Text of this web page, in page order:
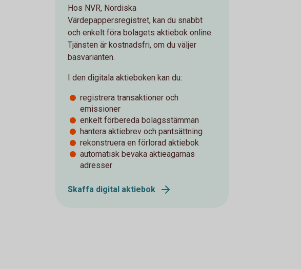
Hos NVR, Nordiska
Värdepappersregistret, kan du snabbt
och enkelt föra bolagets aktiebok online.
Tjänsten är kostnadsfri, om du väljer
basvarianten.
I den digitala aktieboken kan du:
registrera transaktioner och
emissioner
enkelt förbereda bolagsstämman
hantera aktiebrev och pantsättning
rekonstruera en förlorad aktiebok
automatisk bevaka aktieägarnas
adresser
Skaffa digital aktiebok